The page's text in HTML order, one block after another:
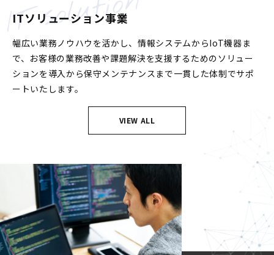
ITソリューション事業
幅広い業務ノウハウを活かし、情報システムからIoT機器ま
で、お客様の業務改善や課題解決を支援するためのソリュー
ションを導入から保守メンテナンスまで一貫した体制でサポ
ートいたします。
VIEW ALL